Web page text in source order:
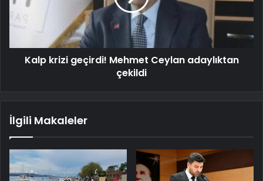
Kalp krizi geçirdi! Mehmet Ceylan adaylıktan
çekildi
İlgili Makaleler